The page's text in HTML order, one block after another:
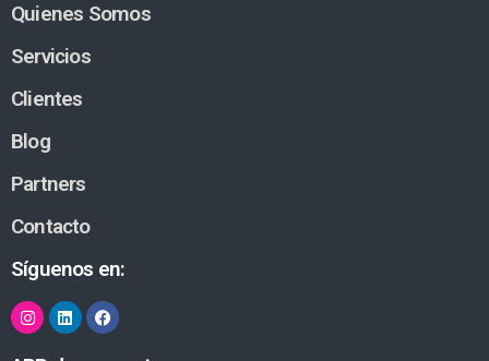
Quienes Somos
Servicios
Clientes
Blog
Partners
Contacto
Síguenos en: